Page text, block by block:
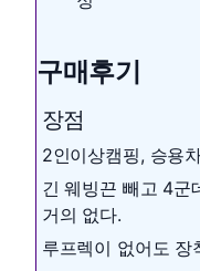
구매후기
장점
2인이상캠핑, 승용
긴 웨빙끈 빼고 4군
거의 없다.
루프렉이 없어도 장